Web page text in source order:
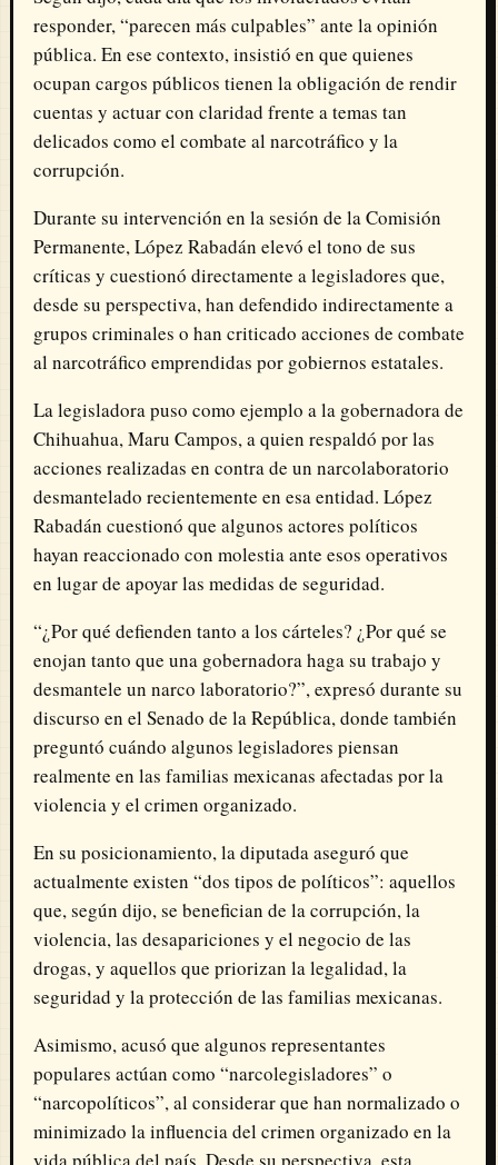
responder, “parecen más culpables” ante la opinión
pública. En ese contexto, insistió en que quienes
ocupan cargos públicos tienen la obligación de rendir
cuentas y actuar con claridad frente a temas tan
delicados como el combate al narcotráfico y la
corrupción.
Durante su intervención en la sesión de la Comisión
Permanente, López Rabadán elevó el tono de sus
críticas y cuestionó directamente a legisladores que,
desde su perspectiva, han defendido indirectamente a
grupos criminales o han criticado acciones de combate
al narcotráfico emprendidas por gobiernos estatales.
La legisladora puso como ejemplo a la gobernadora de
Chihuahua,Maru Campos, a quien respaldó por las
acciones realizadas en contra de un narcolaboratorio
desmantelado recientemente en esa entidad. López
Rabadán cuestionó que algunos actores políticos
hayan reaccionado con molestia ante esos operativos
en lugar de apoyar las medidas de seguridad.
“¿Por qué defienden tanto a los cárteles? ¿Por qué se
enojan tanto que una gobernadora haga su trabajo y
desmantele un narco laboratorio?”, expresó durante su
discurso en el Senado de la República, donde también
preguntó cuándo algunos legisladores piensan
realmente en las familias mexicanas afectadas por la
violencia y el crimen organizado.
En su posicionamiento, la diputada aseguró que
actualmente existen “dos tipos de políticos”: aquellos
que, según dijo, se benefician de la corrupción, la
violencia, las desapariciones y el negocio de las
drogas, y aquellos que priorizan la legalidad, la
seguridad y la protección de las familias mexicanas.
Asimismo, acusó que algunos representantes
populares actúan como “narcolegisladores” o
“narcopolíticos”, al considerar que han normalizado o
minimizado la influencia del crimen organizado en la